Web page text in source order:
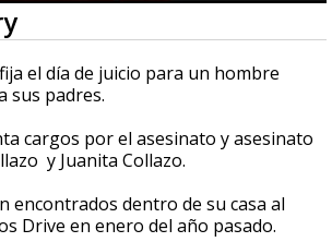
el día de juicio para un hombre
sus padres.
cargos por el asesinato y asesinato
y Juanita Collazo.
encontrados dentro de su casa al
Drive en enero del año pasado.